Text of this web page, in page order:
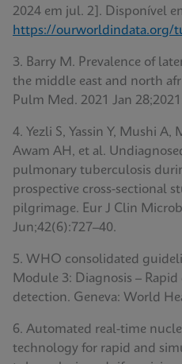
2024 em jul. 2]. Disponível
https://ourworldindata.org/
3. Barry M. Prevalence of
the middle east and north
Pulm Med. 2021 Jan
4. Yezli S, Yassin Y, Mushi
Awam AH, et al.
pulmonary tuberculosis
prospective cross-sectional
pilgrimage. Eur J Clin
Jun;42(6):727–40.
5. WHO consolidated
Module 3: Diagnosis –
detection. Geneva: World
6. Automated real-time
technology for rapid and